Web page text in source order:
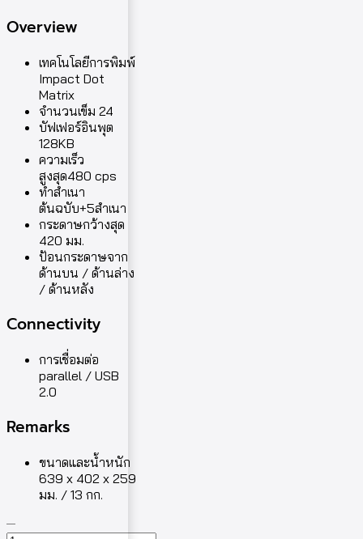
Overview
เทคโนโลยีการพิมพ์
Impact Dot
Matrix
จำนวนเข็ม 24
บัฟเฟอร์อินพุต
128KB
ความเร็ว
สูงสุด480 cps
ทำสำเนา
ต้นฉบับ+5สำเนา
กระดาษกว้างสุด
420 มม.
ป้อนกระดาษจาก
ด้านบน / ด้านล่าง
/ ด้านหลัง
Connectivity
การเชื่อมต่อ
parallel / USB
2.0
Remarks
ขนาดและน้ำหนัก
639 x 402 x 259
มม. / 13 กก.